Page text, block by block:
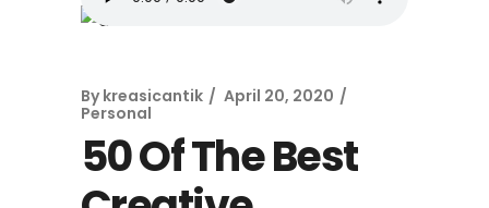
By kreasicantik
April 20, 2020
Personal
50 Of The Best